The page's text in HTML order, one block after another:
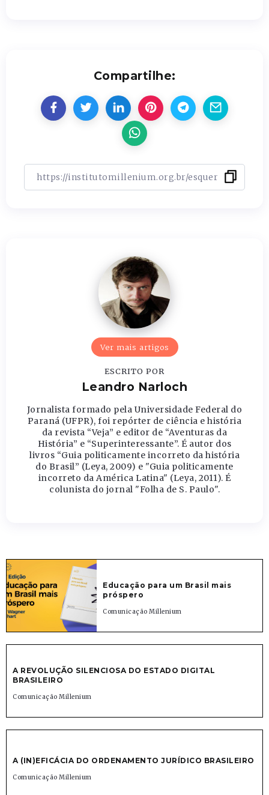
Compartilhe:
Ver mais artigos
ESCRITO POR
Leandro Narloch
Jornalista formado pela Universidade Federal do
Paraná (UFPR), foi repórter de ciência e história
da revista “Veja” e editor de “Aventuras da
História” e “Superinteressante”. É autor dos
livros “Guia politicamente incorreto da história
do Brasil” (Leya, 2009) e "Guia politicamente
incorreto da América Latina" (Leya, 2011). É
colunista do jornal "Folha de S. Paulo".
Educação para um Brasil mais
próspero
Comunicação Millenium
A REVOLUÇÃO SILENCIOSA DO ESTADO DIGITAL
BRASILEIRO
Comunicação Millenium
A (IN)EFICÁCIA DO ORDENAMENTO JURÍDICO BRASILEIRO
Comunicação Millenium